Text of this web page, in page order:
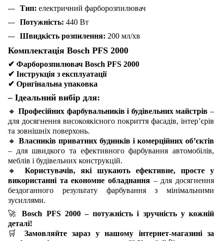
Тип: електричний фарборозпилювач
Потужність: 440 Вт
Швидкість розпилення: 200 мл/хв
Комплектація Bosch PFS 2000
✔ Фарборозпилювач Bosch PFS 2000
✔ Інструкція з експлуатації
✔ Оригінальна упаковка
– Ідеальний вибір для:
🔸 Професійних фарбувальників і будівельних майстрів –
для досягнення високоякісного покриття фасадів, інтер’єрів
та зовнішніх поверхонь.
🔸 Власників приватних будинків і комерційних об’єктів
– для швидкого та ефективного фарбування автомобілів,
меблів і будівельних конструкцій.
🔸
Користувачів, які шукають ефективне, просте у
використанні та економне обладнання – для досягнення
бездоганного результату фарбування з мінімальними
зусиллями.
🚀
Bosch PFS 2000 – потужність і зручність у кожній
деталі!
🛒
Замовляйте зараз у нашому інтернет-магазині за